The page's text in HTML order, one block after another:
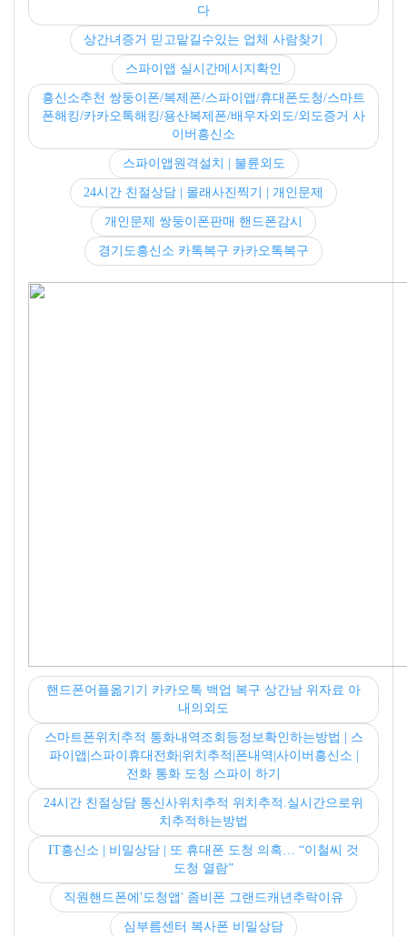
다
상간녀증거 믿고맡길수있는 업체 사람찾기
스파이앱 실시간메시지확인
흥신소추천 쌍둥이폰/복제폰/스파이앱/휴대폰도청/스마트
폰해킹/카카오톡해킹/용산복제폰/배우자외도/외도증거 사
이버흥신소
스파이앱원격설치 | 불륜외도
24시간 친절상담 | 몰래사진찍기 | 개인문제
개인문제 쌍둥이폰판매 핸드폰감시
경기도흥신소 카톡복구 카카오톡복구
핸드폰어플옮기기 카카오톡 백업 복구 상간남 위자료 아
내의외도
스마트폰위치추적 통화내역조회등정보확인하는방법 | 스
파이앱|스파이휴대전화|위치추적|폰내역|사이버흥신소 |
전화 통화 도청 스파이 하기
24시간 친절상담 통신사위치추적 위치추적.실시간으로위
치추적하는방법
IT흥신소 | 비밀상담 | 또 휴대폰 도청 의혹… “이철씨 것
도청 열람”
직원핸드폰에'도청앱' 좀비폰 그랜드캐년추락이유
심부름센터 복사폰 비밀상담